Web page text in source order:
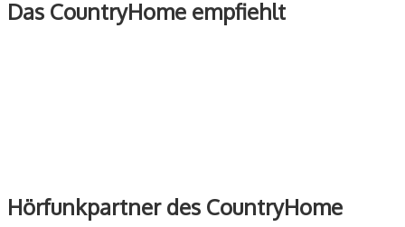
Das CountryHome empfiehlt
Hörfunkpartner des CountryHome